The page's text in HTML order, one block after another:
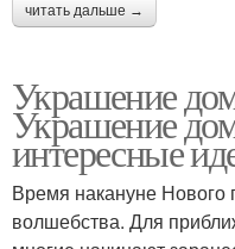
читать дальше →
Украшение
Украшение
интересные
Время накануне Нового
волшебства. Для